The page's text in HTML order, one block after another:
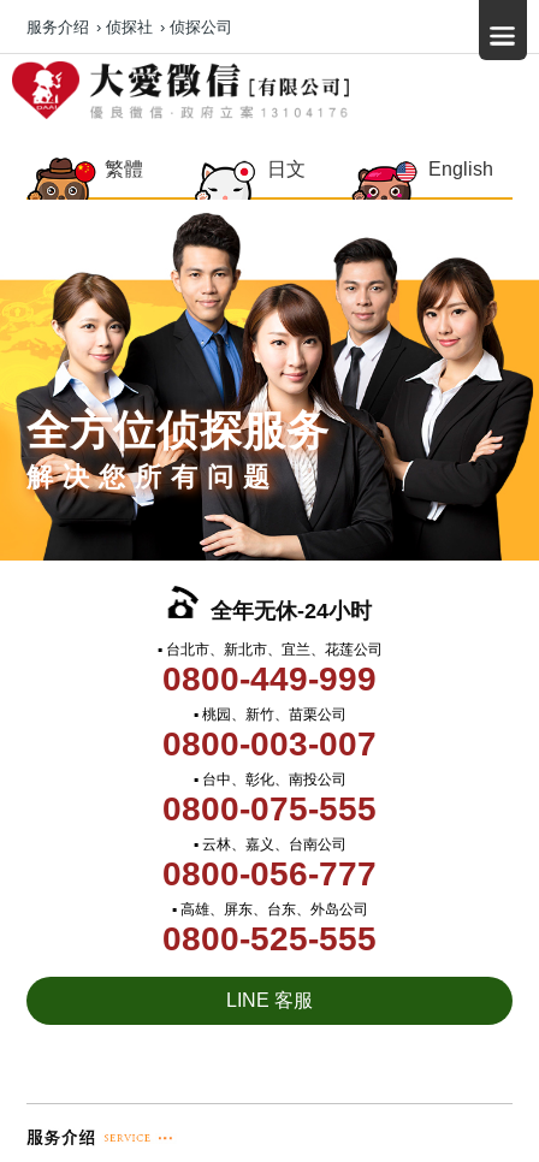
繁體 日文 English
全方位侦探服务
解决您所有问题
全年无休-24小时
▪ 台北市、新北市、宜兰、花莲公司
0800-449-999
▪ 桃园、新竹、苗栗公司
0800-003-007
▪ 台中、彰化、南投公司
0800-075-555
▪ 云林、嘉义、台南公司
0800-056-777
▪ 高雄、屏东、台东、外岛公司
0800-525-555
LINE 客服
服务介绍 › 侦探社 › 侦探公司